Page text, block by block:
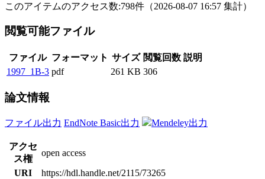
このアイテムのアクセス数:798件 （2026-08-07 16:57 集計）
閲覧可能ファイル
ファイル フォーマット サイズ 閲覧回数 説明
1997_1B-3 pdf 261 KB 306
論文情報
ファイル出力 EndNote Basic出力 Mendeley出力
アクセ
ス権
open access
URI
https://hdl.handle.net/2115/73265